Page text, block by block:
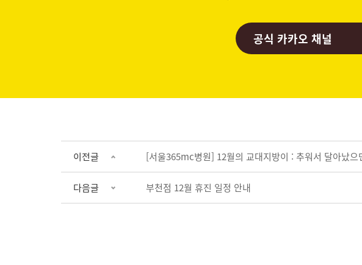
공식 카카오 채널
이전글 [서울365mc병원] 12월의 교대지방이 : 추워서 달아났
다음글 부천점 12월 휴진 일정 안내